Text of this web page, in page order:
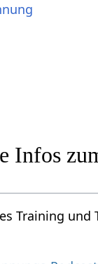
Infos
Training